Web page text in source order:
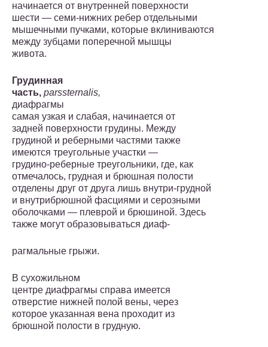
начинается от внут­ренней поверхности
шести — семи-нижних ребер отдельными
мы­шечными пучками, которые вклиниваются
между зубцами попе­речной мышцы
живота.
Грудинная
часть, parssternalis,
диафрагмы
самая узкая и слабая, начинается от
задней поверхности грудины. Между
гру­диной и реберными частями также
имеются треугольные участ­ки —
грудино-реберные треугольники, где, как
отмечалось, груд­ная и брюшная полости
отделены друг от друга лишь внутри-грудной
и внутрибрюшной фасциями и серозными
оболочками — плеврой и брюшиной. Здесь
также могут образовываться диаф-
рагмальные грыжи.
В сухожильном
центре диафрагмы справа имеется
отвер­стие нижней полой вены, через
которое указанная вена проходит из
брюшной полости в грудную.